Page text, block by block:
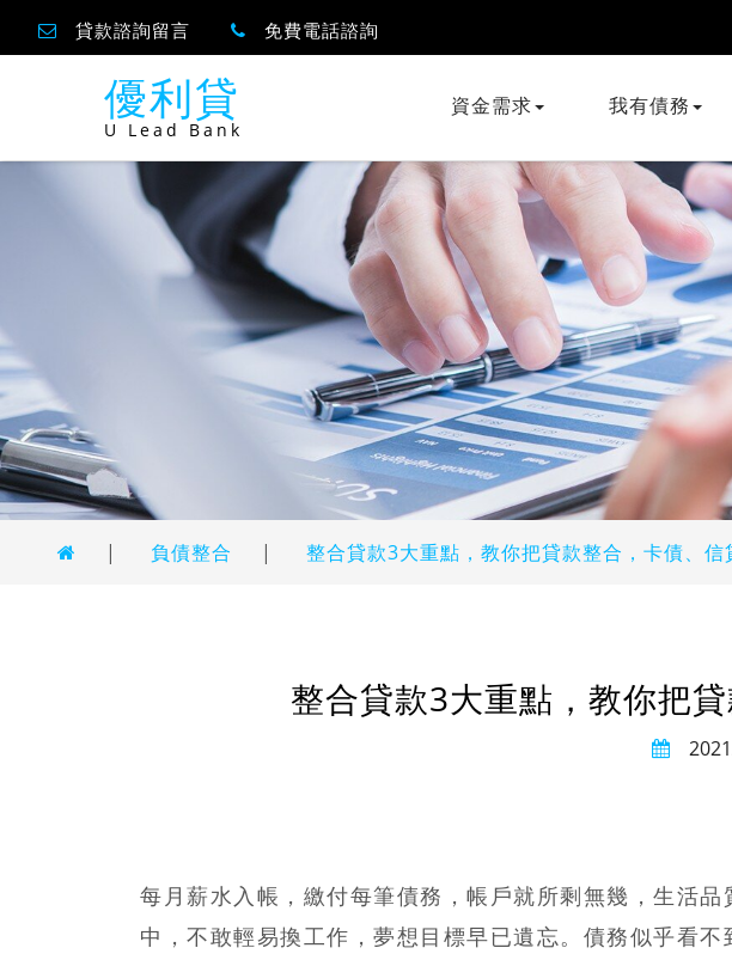
優利貸
U Lead Bank
資金需求 我有債務
貸款諮詢留言 免費電話諮詢
| 負債整合 | 整合貸款3大重點，教你把貸款整合，卡債、信
整合貸款3大重點，教你把
每月薪水入帳，繳付每筆債務，帳戶就所剩無幾，生活
中，不敢輕易換工作，夢想目標早已遺忘。債務似乎看